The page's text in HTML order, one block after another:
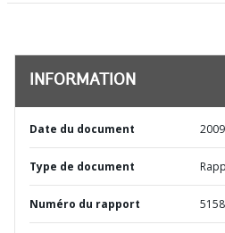
INFORMATION
Date du document
Type de document
Numéro du rapport